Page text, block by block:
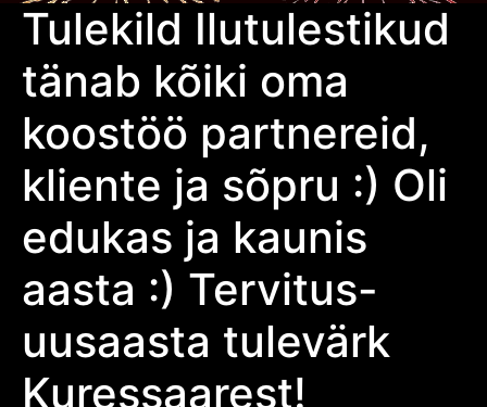
Tulekild Ilutulestikud
tänab kõiki oma
koostöö partnereid,
kliente ja sõpru :) Oli
edukas ja kaunis
aasta :) Tervitus-
uusaasta tulevärk
Kuressaarest!